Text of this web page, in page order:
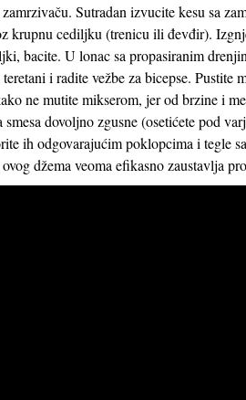
Sutradan izvucite kesu sa
krupnu cediljku (trenicu ili đevđir).
bacite. U lonac sa propasiranim
i radite vežbe za bicepse.
ne mutite mikserom, jer od brzine i
dovoljno zgusne (osetićete pod
ih odgovarajućim poklopcima i tegle
džema veoma efikasno zaustavlja